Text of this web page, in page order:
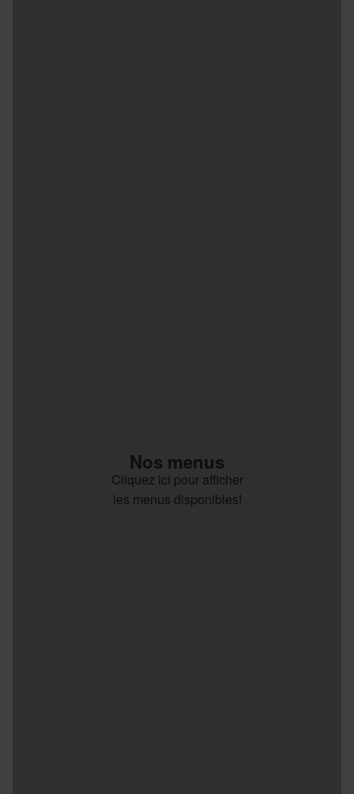
Nos menus
Cliquez ici pour afficher
les menus disponibles!